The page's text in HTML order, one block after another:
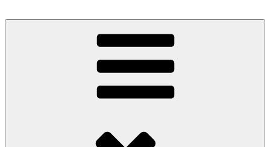
COUNTRYHOME
Wo die (Country-) Musik Zuhause ist